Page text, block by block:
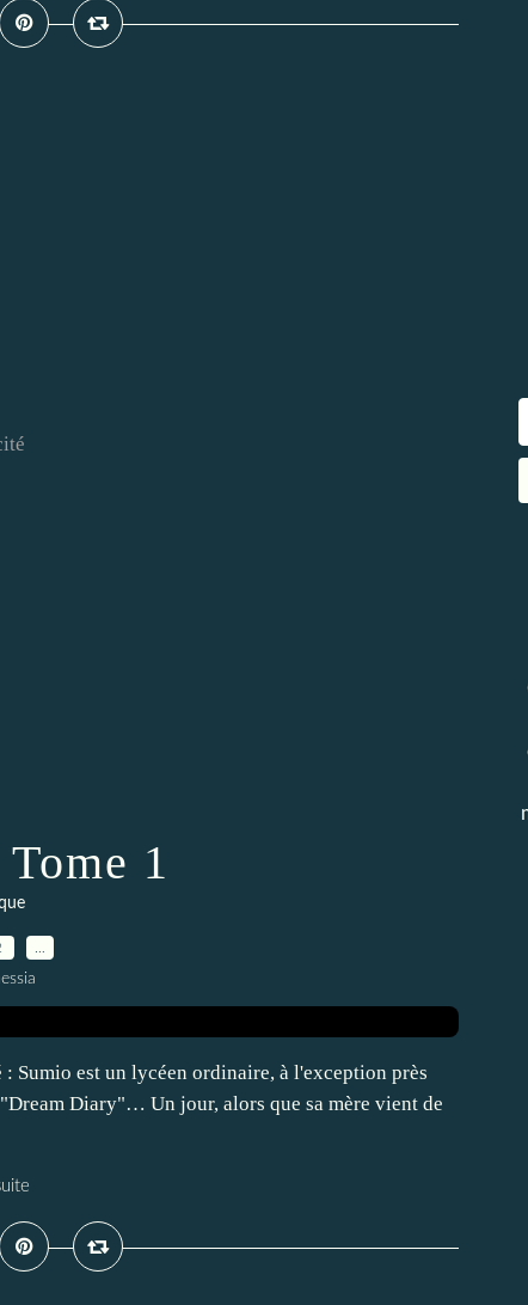
1
Sumio est un lycéen ordinaire, à l'exception près
Diary"… Un jour, alors que sa mère vient de